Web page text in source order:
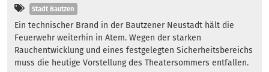
Kategorien
Stadt Bautzen
Ein technischer Brand in der Bautzener Neustadt hält die
Feuerwehr weiterhin in Atem. Wegen der starken
Rauchentwicklung und eines festgelegten Sicherheitsbereichs
muss die heutige Vorstellung des Theatersommers entfallen.